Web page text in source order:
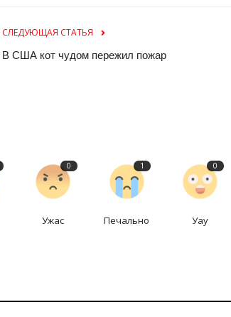
СЛЕДУЮЩАЯ СТАТЬЯ
В США кот чудом пережил пожар
0
Ужас
1
Печально
0
Уау